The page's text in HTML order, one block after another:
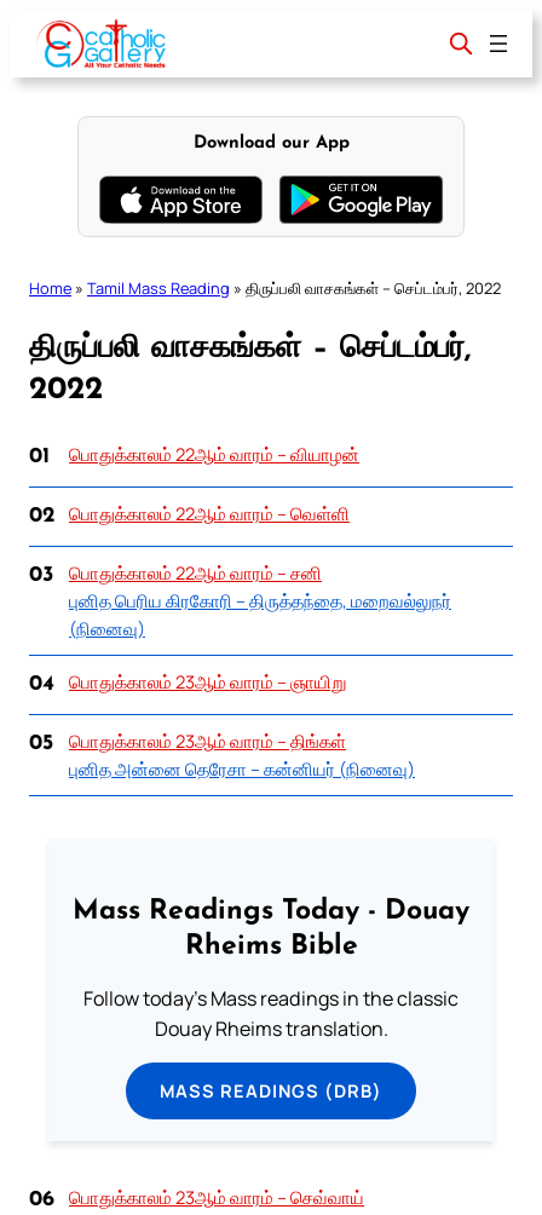
content
Download our App
Home » Tamil Mass Reading » திருப்பலி வாசகங்கள் – செப்டம்பர், 2022
திருப்பலி வாசகங்கள் – செப்டம்பர்,
2022
01 பொதுக்காலம் 22ஆம் வாரம் – வியாழன்
02 பொதுக்காலம் 22ஆம் வாரம் – வெள்ளி
03
பொதுக்காலம் 22ஆம் வாரம் – சனி
புனித பெரிய கிரகோரி – திருத்தந்தை, மறைவல்லுநர்
(நினைவு)
04 பொதுக்காலம் 23ஆம் வாரம் – ஞாயிறு
05
பொதுக்காலம் 23ஆம் வாரம் – திங்கள்
புனித அன்னை தெரேசா – கன்னியர் (நினைவு)
Mass Readings Today - Douay
Rheims Bible
Follow today's Mass readings in the classic
Douay Rheims translation.
MASS READINGS (DRB)
06 பொதுக்காலம் 23ஆம் வாரம் – செவ்வாய்